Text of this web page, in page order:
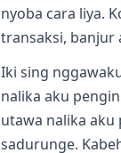
nyoba cara liya.
transaksi, banjur
Iki sing
nalika aku
utawa nalika
sadurunge.